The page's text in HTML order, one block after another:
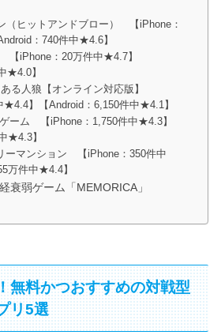
（ヒットアンドブロー） 【iPhone：
：740件中★4.6】
【iPhone：20万件中★4.7】
★4.0】
る人狼【オンライン対応版】
★4.4】【Android：6,150件中★4.1】
ーム 【iPhone：1,750件中★4.3】
★4.3】
ーマンション 【iPhone：350件中
万件中★4.4】
衰弱ゲーム「MEMORICA」
無料かつおすすめの対戦型
リ5選